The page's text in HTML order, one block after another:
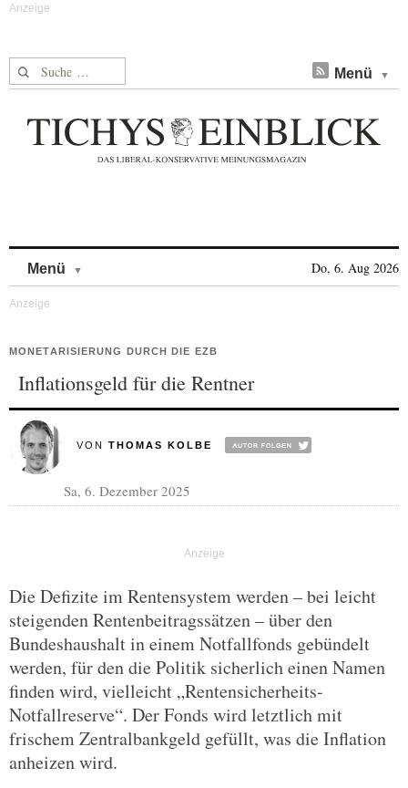
Suche nach: Menü
Menü Do, 6. Aug 2026
MONETARISIERUNG DURCH DIE EZB
Inflationsgeld für die Rentner
VON THOMAS KOLBE
Sa, 6. Dezember 2025
Die Defizite im Rentensystem werden – bei leicht
steigenden Rentenbeitragssätzen – über den
Bundeshaushalt in einem Notfallfonds gebündelt
werden, für den die Politik sicherlich einen Namen
finden wird, vielleicht „Rentensicherheits-
Notfallreserve“. Der Fonds wird letztlich mit
frischem Zentralbankgeld gefüllt, was die Inflation
anheizen wird.